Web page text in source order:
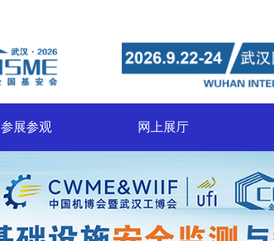
参展参观 网上展厅